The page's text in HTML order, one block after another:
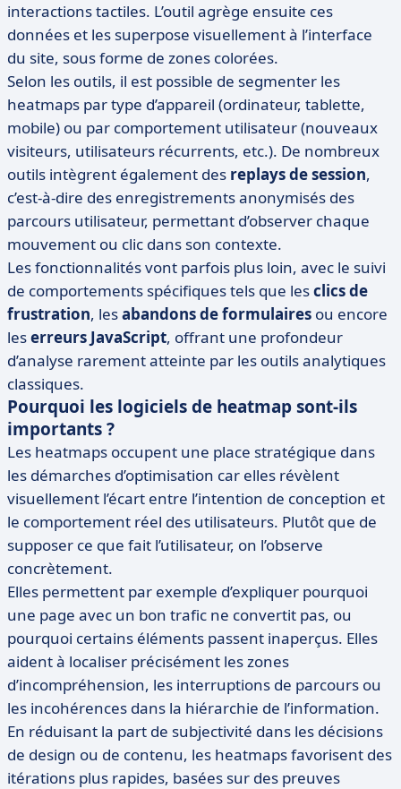
interactions tactiles. L’outil agrège ensuite ces
données et les superpose visuellement à l’interface
du site, sous forme de zones colorées.
Selon les outils, il est possible de segmenter les
heatmaps par type d’appareil (ordinateur, tablette,
mobile) ou par comportement utilisateur (nouveaux
visiteurs, utilisateurs récurrents, etc.). De nombreux
outils intègrent également des replays de session,
c’est-à-dire des enregistrements anonymisés des
parcours utilisateur, permettant d’observer chaque
mouvement ou clic dans son contexte.
Les fonctionnalités vont parfois plus loin, avec le suivi
de comportements spécifiques tels que lesclics de
frustration, lesabandons de formulaires ou encore
leserreurs JavaScript, offrant une profondeur
d’analyse rarement atteinte par les outils analytiques
classiques.
Pourquoi les logiciels de heatmap sont-ils
importants ?
Les heatmaps occupent une place stratégique dans
les démarches d’optimisation car elles révèlent
visuellement l’écart entre l’intention de conception et
le comportement réel des utilisateurs. Plutôt que de
supposer ce que fait l’utilisateur, on l’observe
concrètement.
Elles permettent par exemple d’expliquer pourquoi
une page avec un bon trafic ne convertit pas, ou
pourquoi certains éléments passent inaperçus. Elles
aident à localiser précisément les zones
d’incompréhension, les interruptions de parcours ou
les incohérences dans la hiérarchie de l’information.
En réduisant la part de subjectivité dans les décisions
de design ou de contenu, les heatmaps favorisent des
itérations plus rapides, basées sur des preuves